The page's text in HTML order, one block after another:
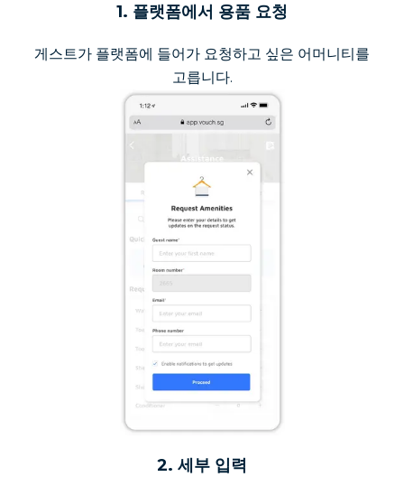
1. 플랫폼에서 용품 요청
게스트가 플랫폼에 들어가 요청하고 싶은 어머니티를
고릅니다.
2. 세부 입력